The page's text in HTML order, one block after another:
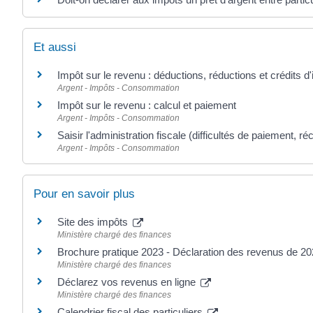
Et aussi
Impôt sur le revenu : déductions, réductions et crédits
Argent - Impôts - Consommation
Impôt sur le revenu : calcul et paiement
Argent - Impôts - Consommation
Saisir l'administration fiscale (difficultés de paiement,
Argent - Impôts - Consommation
Pour en savoir plus
Site des impôts
Ministère chargé des finances
Brochure pratique 2023 - Déclaration des revenus de
Ministère chargé des finances
Déclarez vos revenus en ligne
Ministère chargé des finances